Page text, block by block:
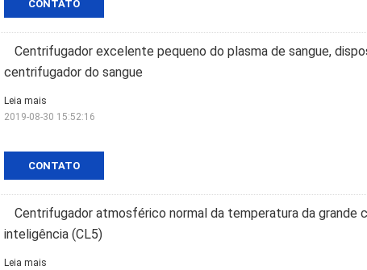
CONTATO
Centrifugador excelente pequeno do plasma de sangue,
centrifugador do sangue
CONTATO
Leia mais
2019-08-30 15:52:16
Centrifugador atmosférico normal da temperatura da grande
inteligência (CL5)
Leia mais